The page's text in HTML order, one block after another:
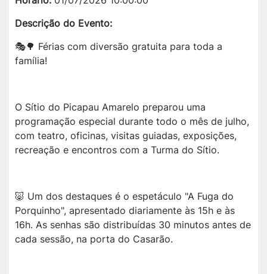
Descrição do Evento:
🎭🌳 Férias com diversão gratuita para toda a
família!
O Sítio do Picapau Amarelo preparou uma
programação especial durante todo o mês de julho,
com teatro, oficinas, visitas guiadas, exposições,
recreação e encontros com a Turma do Sítio.
🐷 Um dos destaques é o espetáculo "A Fuga do
Porquinho", apresentado diariamente às 15h e às
16h. As senhas são distribuídas 30 minutos antes de
cada sessão, na porta do Casarão.